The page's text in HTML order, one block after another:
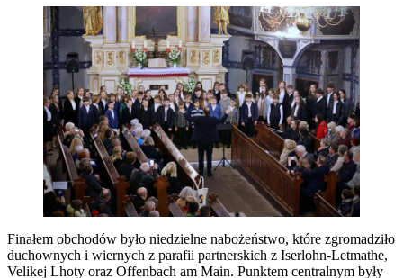
Finałem obchodów było niedzielne nabożeństwo, które zgromadziło
duchownych i wiernych z parafii partnerskich z Iserlohn-Letmathe,
Velikej Lhoty oraz Offenbach am Main. Punktem centralnym były